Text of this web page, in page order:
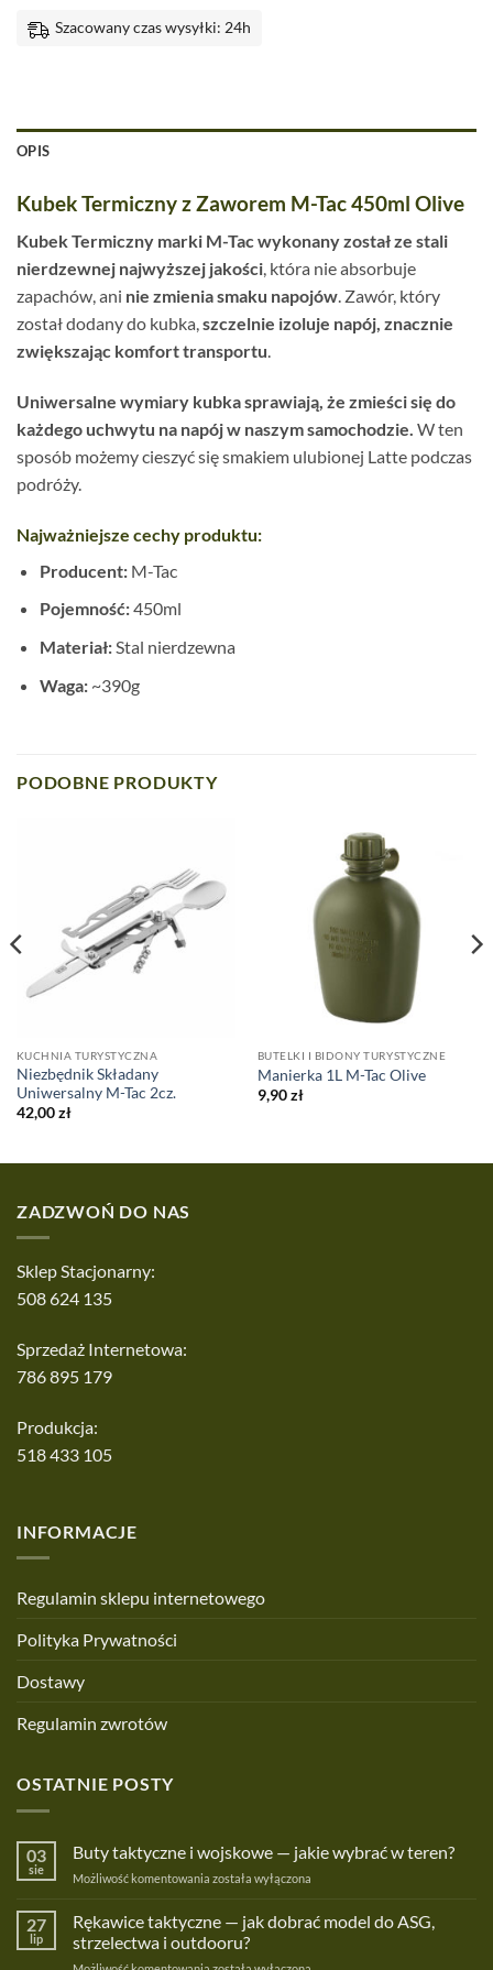
Szacowany czas wysyłki: 24h
OPIS
Kubek Termiczny z Zaworem M-Tac 450ml Olive
Kubek Termiczny marki M-Tac wykonany został ze stali
nierdzewnej najwyższej jakości, która nie absorbuje
zapachów, ani nie zmienia smaku napojów. Zawór, który
został dodany do kubka,szczelnie izoluje napój, znacznie
zwiększając komfort transportu.
Uniwersalne wymiary kubka sprawiają, że zmieści się do
każdego uchwytu na napój w naszym samochodzie. W ten
sposób możemy cieszyć się smakiem ulubionej Latte podczas
podróży.
Najważniejsze cechy produktu:
Producent:M-Tac
Pojemność:450ml
Materiał:Stal nierdzewna
Waga:~390g
PODOBNE PRODUKTY
KUCHNIA TURYSTYCZNA
Niezbędnik Składany
Uniwersalny M-Tac 2cz.
42,00zł
BUTELKI I BIDONY TURYSTYCZNE
Manierka 1L M-Tac Olive
9,90zł
ZADZWOŃ DO NAS
Sklep Stacjonarny:
508 624 135
Sprzedaż Internetowa:
786 895 179
Produkcja:
518 433 105
INFORMACJE
Regulamin sklepu internetowego
Polityka Prywatności
Dostawy
Regulamin zwrotów
OSTATNIE POSTY
03
sie
Buty taktyczne i wojskowe — jakie wybrać w teren?
Możliwość komentowania Buty
wojskowe
—
została wyłączona
27
lip
Rękawice taktyczne — jak dobrać model do ASG,
strzelectwa i outdooru?